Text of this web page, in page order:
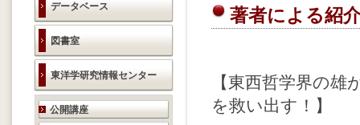
データベース
図書室
東洋学研究情報センター
研究活動のご案内
公開講座
著者による紹
【東西哲学界の雄
を救い出す！】